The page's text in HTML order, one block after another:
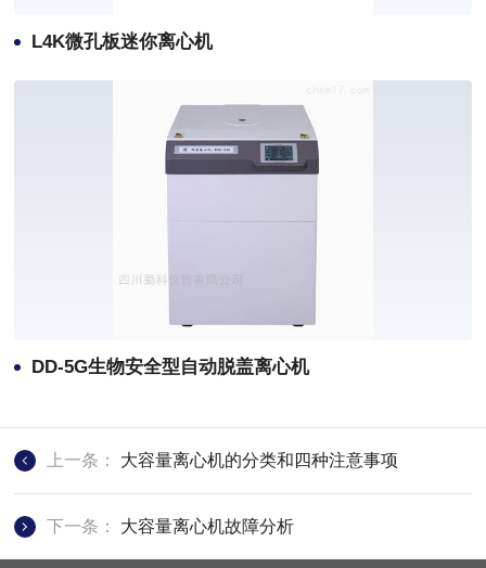
L4K微孔板迷你离心机
DD-5G生物安全型自动脱盖离心机
上一条： 大容量离心机的分类和四种注意事项
下一条： 大容量离心机故障分析